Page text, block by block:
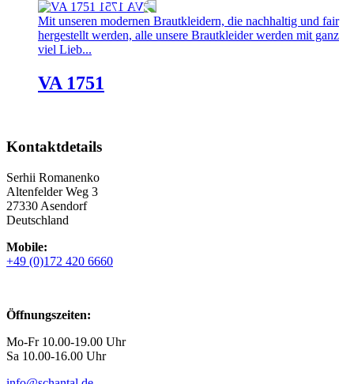
Mit unseren modernen Brautkleidern, die nachhaltig und fair
hergestellt werden, alle unsere Brautkleider werden mit ganz
viel Lieb...
VA 1751
Kontaktdetails
Serhii Romanenko
Altenfelder Weg 3
27330 Asendorf
Deutschland
Mobile:
+49 (0)172 420 6660
Öffnungszeiten:
Mo-Fr 10.00-19.00 Uhr
Sa 10.00-16.00 Uhr